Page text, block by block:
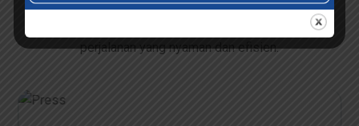
Informasi dan dukungan layanan yang tersedia demi
perjalanan yang nyaman dan efisien.